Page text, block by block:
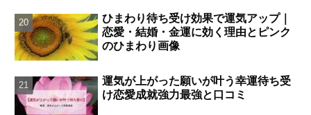
ひまわり待ち受け効果で運気アップ｜
恋愛・結婚・金運に効く理由とピンク
のひまわり画像
運気が上がった願いが叶う幸運待ち受
け恋愛成就強力最強と口コミ